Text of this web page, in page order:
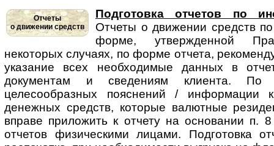
Отчеты
о движении средств
Подготовка отчетов по
Отчеты о движении средств
форме, утвержденной
некоторых случаях, по форме отчета,
указание всех необходимые данных в
документам и сведениям клиента. По
целесообразных пояснений / информации
денежных средств, которые валютные
вправе приложить к отчету на основании п.
отчетов физическими лицами. Подготовка